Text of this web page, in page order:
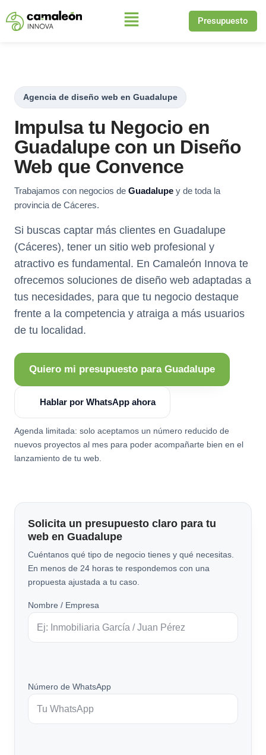
Saltar
Presupuesto
Agencia de diseño web en Guadalupe
Impulsa tu Negocio en
Guadalupe con un Diseño
Web que Convence
Trabajamos con negocios de Guadalupe y de toda la
provincia de Cáceres.
Si buscas captar más clientes en Guadalupe
(Cáceres), tener un sitio web profesional y
atractivo es fundamental. En Camaleón Innova te
ofrecemos soluciones de diseño web adaptadas a
tus necesidades, para que tu negocio destaque
frente a la competencia y atraiga a más usuarios
de tu localidad.
Quiero mi presupuesto para Guadalupe
Hablar por WhatsApp ahora
Agenda limitada: solo aceptamos un número reducido de
nuevos proyectos al mes para poder acompañarte bien en el
lanzamiento de tu web.
Solicita un presupuesto claro para tu
web en Guadalupe
Cuéntanos qué tipo de negocio tienes y qué necesitas.
En menos de 24 horas te respondemos con una
propuesta ajustada a tu caso.
Nombre / Empresa
Número de WhatsApp